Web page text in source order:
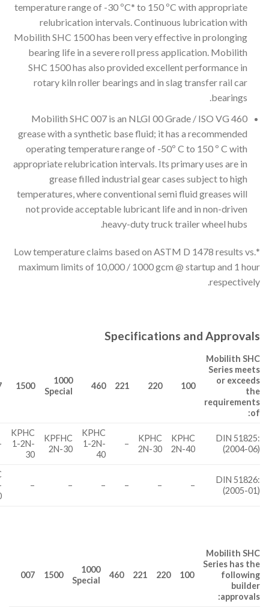
temperature range of -30 ºC* to 150 ºC with appropriate
relubrication intervals. Continuous lubrication with
Mobilith SHC 1500 has been very effective in prolonging
bearing life in a severe roll press application. Mobilith
SHC 1500 has also provided excellent performance in
rotary kiln roller bearings and in slag transfer rail car
bearings.
Mobilith SHC 007 is an NLGI 00 Grade / ISO VG 460
grease with a synthetic base fluid; it has a recommended
operating temperature range of -50º C to 150 º C with
appropriate relubrication intervals. Its primary uses are in
grease filled industrial gear cases subject to high
temperatures, where conventional semi fluid greases will
not provide acceptable lubricant life and in non-driven
heavy-duty truck trailer wheel hubs.
*Low temperature claims based on ASTM D 1478 results vs.
maximum limits of 10,000 / 1000 gcm @ startup and 1 hour
respectively.
Specifications and Approvals
Mobilith SHC
Series meets
or exceeds
the
requirements
of:
100
220
221
460
1000
Special
1500
DIN 51825:
(2004-06)
KPHC
2N-40
KPHC
2N-30
–
KPHC
1-2N-
40
KPFHC
2N-30
KPHC
1-2N-
30
DIN 51826:
(2005-01)
–
–
–
–
–
–
Mobilith SHC
Series has the
following
builder
approvals:
100
220
221
460
1000
Special
1500
007